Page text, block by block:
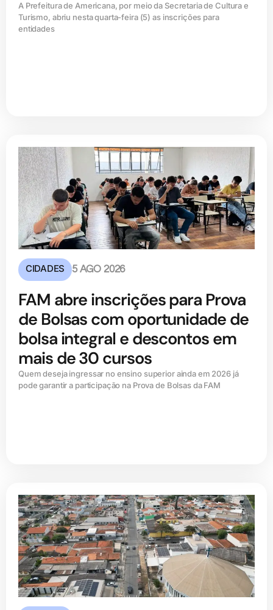
A Prefeitura de Americana, por meio da Secretaria de Cultura e
Turismo, abriu nesta quarta-feira (5) as inscrições para
entidades
CIDADES 5 AGO 2026
FAM abre inscrições para Prova
de Bolsas com oportunidade de
bolsa integral e descontos em
mais de 30 cursos
Quem deseja ingressar no ensino superior ainda em 2026 já
pode garantir a participação na Prova de Bolsas da FAM